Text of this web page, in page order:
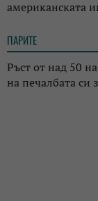
американската
ПАРИТЕ
Ръст от над 50
на печалбата